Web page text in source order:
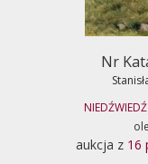
Nr
aukcja z 16